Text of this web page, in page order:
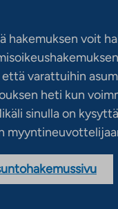
hakemuksen voit
varattuihin
heti kun
sinulla on